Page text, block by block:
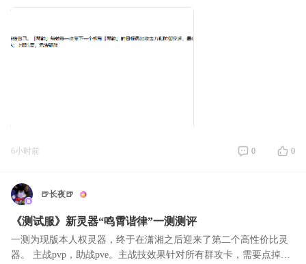
6小时前 0 0
🍺长夜🍺
《测试服》新灵器“鸣霄谐律”一测测评
一测为现版本人权灵器，终于在潇湘之后迎来了第二个高性价比灵
器。 主战pvp，助战pve。主战技效果针对所有群攻卡，需要点掉前